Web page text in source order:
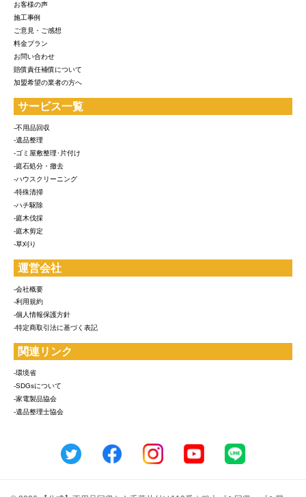
お客様の声
施工事例
ご意見・ご感想
料金プラン
お問い合わせ
賠償責任補償について
加盟希望の業者の方へ
サービス一覧
-不用品回収
-遺品整理
-ゴミ屋敷整理･片付け
-庭石処分・撤去
-ハウスクリーニング
-特殊清掃
-ハチ駆除
-庭木伐採
-庭木剪定
-草刈り
運営会社
-会社概要
-利用規約
-個人情報保護方針
-特定商取引法に基づく表記
関連リンク
-環境省
-SDGsについて
-家電製品協会
-遺品整理士協会